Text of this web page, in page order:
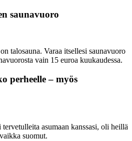
saunavuoro
talosauna. Varaa itsellesi saunavuoro
vain 15 euroa kuukaudessa.
perheelle – myös
asumaan kanssasi, oli heillä
suomut.